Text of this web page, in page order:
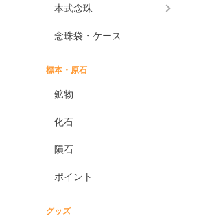
本式念珠
念珠袋・ケース
標本・原石
鉱物
化石
隕石
ポイント
グッズ